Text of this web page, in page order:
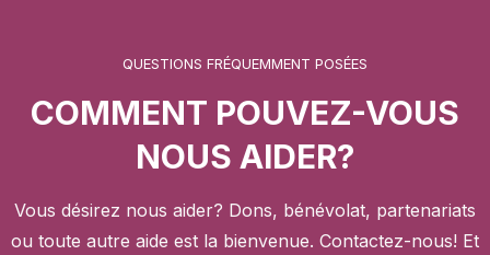
QUESTIONS FRÉQUEMMENT POSÉES
COMMENT POUVEZ-VOUS
NOUS AIDER?
Vous désirez nous aider? Dons, bénévolat, partenariats
ou toute autre aide est la bienvenue. Contactez-nous! Et